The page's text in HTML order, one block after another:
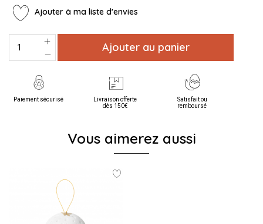
Ajouter à ma liste d'envies
Ajouter au panier
Paiement sécurisé
Livraison offerte
dès 150€
Satisfait ou
remboursé
Vous aimerez aussi